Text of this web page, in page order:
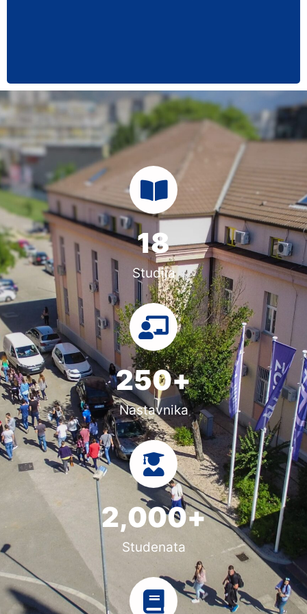
Studija
18
Nastavnika
250+
Studenata
2,000+